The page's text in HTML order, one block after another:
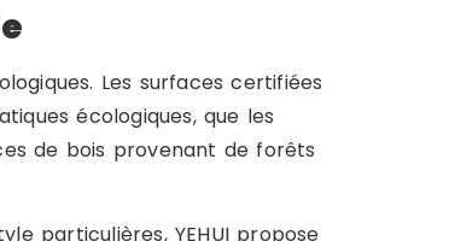
Les surfaces certifiées
écologiques, que les
de bois provenant de forêts
particulières, YEHUI propose